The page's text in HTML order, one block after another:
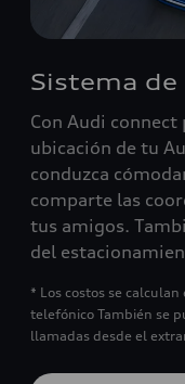
Sistema
Con Audi connect
ubicación de tu
conduzca
comparte las
tus amigos.
del
* Los costos se
telefónico También se
llamadas desde el